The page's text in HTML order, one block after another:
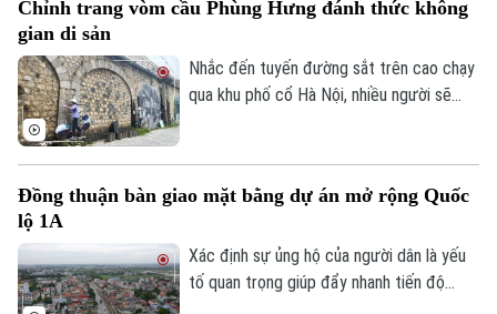
Theo dõi Hà Nội On
những điểm nghẽn đây sẽ là một trong
tăng trưởng nhanh và bền vững của Thủ
đô.
Chỉnh trang vòm cầu Phùng Hưng đánh thức không
gian di sản
Nhắc đến tuyến đường sắt trên cao chạy
qua khu phố cổ Hà Nội, nhiều người sẽ
ký ức đô thị của Thủ đô. Trong thời gian
hướng bảo tồn kết hợp phát huy giá trị di
sản, mở ra một không gian văn hóa, nghệ
Đồng thuận bàn giao mặt bằng dự án mở rộng Quốc
lộ 1A
Xác định sự ủng hộ của người dân là yếu
tố quan trọng giúp đẩy nhanh tiến độ